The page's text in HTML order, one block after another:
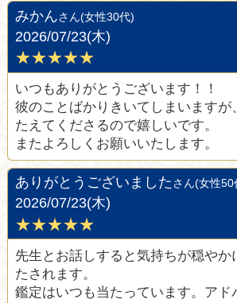
みかんさん(女性30代)
2026/07/23(木)
★★★★★
いつもありがとうございます！！
彼のことばかりきいてしまいますが
たえてくださるので嬉しいです。
またよろしくお願いいたします。
ありがとうございましたさん(女性50
2026/07/23(木)
★★★★★
先生とお話しすると気持ちが穏やか
たされます。
鑑定はいつも当たっています。アド